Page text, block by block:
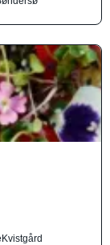
Kvistgård